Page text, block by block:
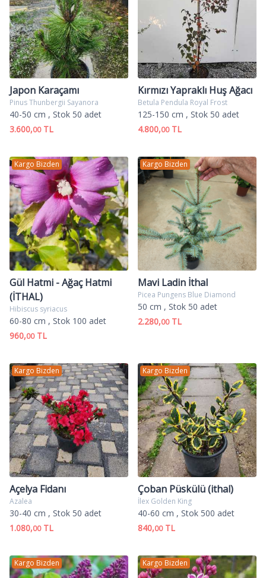
Japon Karaçamı
Pinus Thunbergii Sayanora
40-50 cm , Stok 50 adet
3.600,00TL
Kırmızı Yapraklı Huş Ağacı
Betula Pendula Royal Frost
125-150 cm , Stok 50 adet
4.800,00TL
Kargo Bizden
Gül Hatmi - Ağaç Hatmi
(İTHAL)
Hibiscus syriacus
60-80 cm , Stok 100 adet
960,00TL
Kargo Bizden
Mavi Ladin İthal
Picea Pungens Blue Diamond
50 cm , Stok 50 adet
2.280,00TL
Kargo Bizden
Açelya Fidanı
Azalea
30-40 cm , Stok 50 adet
1.080,00TL
Kargo Bizden
Çoban Püskülü (ithal)
İlex Golden King
40-60 cm , Stok 500 adet
840,00TL
Kargo Bizden Kargo Bizden